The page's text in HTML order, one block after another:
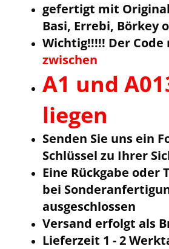
gefertigt mit
Basi, Errebi, Börkey
Wichtig!!!!! Der Code
zwischen
A1 und
liegen
Senden Sie uns ein
Schlüssel zu Ihrer
Eine Rückgabe oder
bei
ausgeschlossen
Versand erfolgt als
Lieferzeit 1 - 2